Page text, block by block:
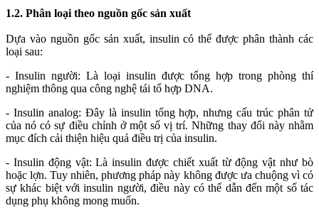
1.2. Phân loại theo nguồn gốc sản xuất
Dựa vào nguồn gốc sản xuất, insulin có thể được phân thành các
loại sau:
- Insulin người: Là loại insulin được tổng hợp trong phòng thí
nghiệm thông qua công nghệ tái tổ hợp DNA.
- Insulin analog: Đây là insulin tổng hợp, nhưng cấu trúc phân tử
của nó có sự điều chỉnh ở một số vị trí. Những thay đổi này nhằm
mục đích cải thiện hiệu quả điều trị của insulin.
- Insulin động vật: Là insulin được chiết xuất từ động vật như bò
hoặc lợn. Tuy nhiên, phương pháp này không được ưa chuộng vì có
sự khác biệt với insulin người, điều này có thể dẫn đến một số tác
dụng phụ không mong muốn.